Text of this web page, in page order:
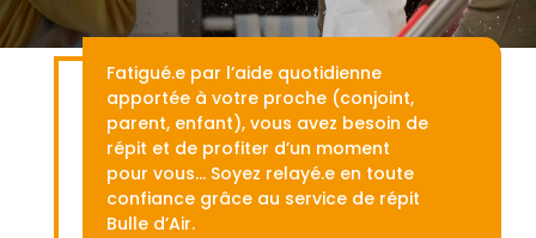
Fatigué.e par l’aide quotidienne
apportée à votre proche (conjoint,
parent, enfant), vous avez besoin de
répit et de profiter d’un moment
pour vous… Soyez relayé.e en toute
confiance grâce au service de répit
Bulle d’Air.